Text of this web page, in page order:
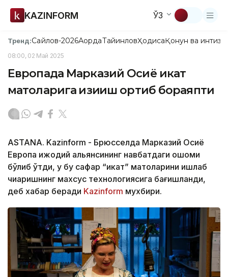
KAZINFORM ЎЗ
Тренд:Сайлов-2026АқордаТайинловҲодисаҚонун ва
08:00, 02 Май 2025
Европада Марказий Осиё икат
матоларига қизиқиш ортиб бораяпти
ASTANA. Kazinform - Брюсселда Марказий Осиё
Европа ижодий альянсининг навбатдаги оқшоми
бўлиб ўтди, у бу сафар “икат” матоларини ишлаб
чиқаришнинг махсус технологиясига бағишланди,
деб хабар беради Kazinform мухбири.